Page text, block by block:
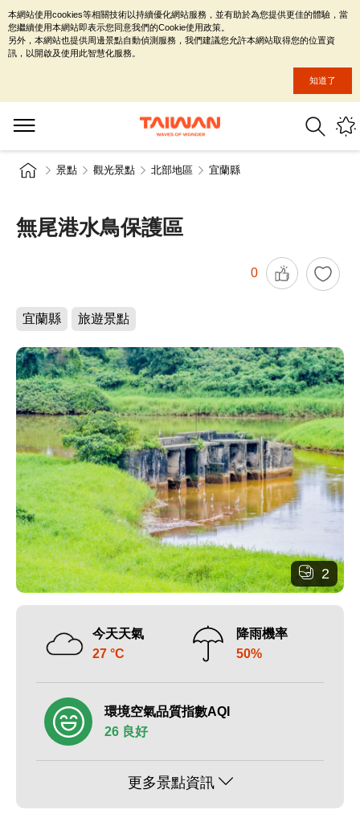
景點 觀光景點 北部地區 宜蘭縣
無尾港水鳥保護區
0
宜蘭縣 旅遊景點
2
今天天氣
27 °C
降雨機率
50%
環境空氣品質指數AQI
26 良好
更多景點資訊
本網站使用cookies等相關技術以持續優化網站服務，並有助於為您提供更佳的體驗，當
您繼續使用本網站即表示您同意我們的Cookie使用政策。
另外，本網站也提供周邊景點自動偵測服務，我們建議您允許本網站取得您的位置資
訊，以開啟及使用此智慧化服務。
知道了